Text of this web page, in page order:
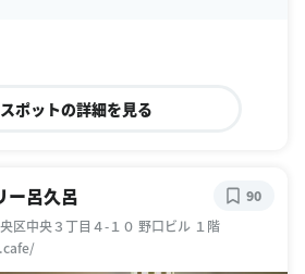
ポットの詳細を見る
ー呂久呂
区中央３丁目４-１０ 野口ビル １階
90